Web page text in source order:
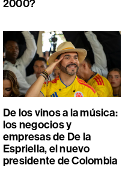
2000?
De los vinos a la música:
los negocios y
empresas de De la
Espriella, el nuevo
presidente de Colombia